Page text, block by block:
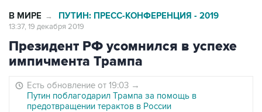
В МИРЕ → ПУТИН: ПРЕСС-КОНФЕРЕНЦИЯ - 2019
13:37, 19 декабря 2019
Президент РФ усомнился в успехе
импичмента Трампа
Есть обновление от 19:03 →
Путин поблагодарил Трампа за помощь в
предотвращении терактов в России